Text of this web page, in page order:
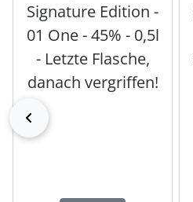
Signature Edition -
01 One - 45% - 0,5l
- Letzte Flasche,
danach vergriffen!